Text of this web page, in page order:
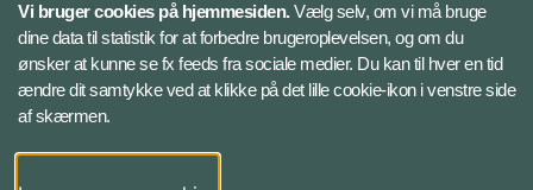
Instagram
Bluesky
LinkedIn
Vi bruger cookies på hjemmesiden.Vælg selv, om vi må bruge
dine data til statistik for at forbedre brugeroplevelsen, og om du
ønsker at kunne se fx feeds fra sociale medier. Du kan til hver en tid
ændre dit samtykke ved at klikke på det lille cookie-ikon i venstre side
af skærmen.